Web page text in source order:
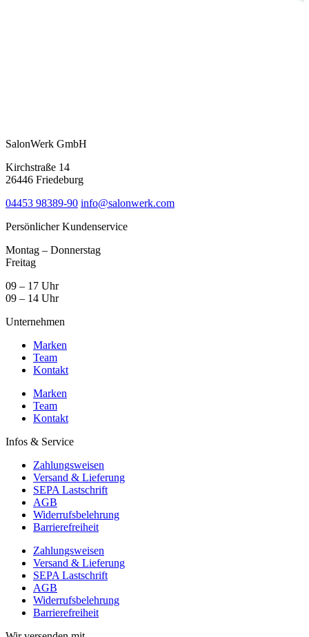
SalonWerk GmbH
Kirchstraße 14
26446 Friedeburg
04453 98389-90 info@salonwerk.com
Persönlicher Kundenservice
Montag – Donnerstag
Freitag
09 – 17 Uhr
09 – 14 Uhr
Unternehmen
Marken
Team
Kontakt
Marken
Team
Kontakt
Infos & Service
Zahlungsweisen
Versand & Lieferung
SEPA Lastschrift
AGB
Widerrufsbelehrung
Barrierefreiheit
Zahlungsweisen
Versand & Lieferung
SEPA Lastschrift
AGB
Widerrufsbelehrung
Barrierefreiheit